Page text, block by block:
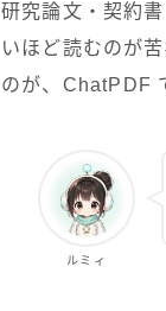
研究論文・契約
いほど読むのが
のが、ChatPDF
ルミィ